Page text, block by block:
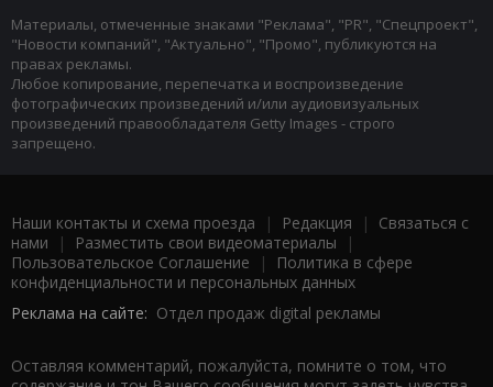
Материалы, отмеченные знаками "Реклама", "PR", "Спецпроект",
"Новости компаний", "Актуально", "Промо", публикуются на
правах рекламы.
Любое копирование, перепечатка и воспроизведение
фотографических произведений и/или аудиовизуальных
произведений правообладателя Getty Images - строго
запрещено.
Наши контакты и схема проезда | Редакция | Связаться с
нами | Разместить свои видеоматериалы |
Пользовательское Соглашение |
Политика в сфере
конфиденциальности и персональных данных
Реклама на сайте: Отдел продаж digital рекламы
Оставляя комментарий, пожалуйста, помните о том, что